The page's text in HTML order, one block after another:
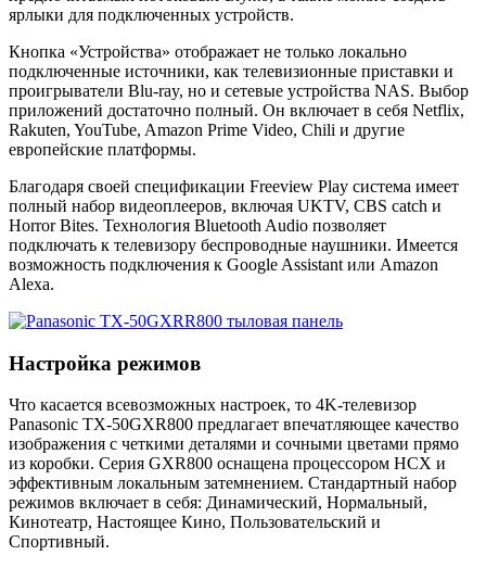
ярлыки для подключенных устройств.
Кнопка «Устройства» отображает не только локально
подключенные источники, как телевизионные приставки и
проигрыватели Blu-ray, но и сетевые устройства NAS. Выбор
приложений достаточно полный. Он включает в себя Netflix,
Rakuten, YouTube, Amazon Prime Video, Chili и другие
европейские платформы.
Благодаря своей спецификации Freeview Play система имеет
полный набор видеоплееров, включая UKTV, CBS catch и
Horror Bites. Технология Bluetooth Audio позволяет
подключать к телевизору беспроводные наушники. Имеется
возможность подключения к Google Assistant или Amazon
Alexa.
Настройка режимов
Что касается всевозможных настроек, то 4K-телевизор
Panasonic TX-50GXR800 предлагает впечатляющее качество
изображения с четкими деталями и сочными цветами прямо
из коробки. Серия GXR800 оснащена процессором HCX и
эффективным локальным затемнением. Стандартный набор
режимов включает в себя: Динамический, Нормальный,
Кинотеатр, Настоящее Кино, Пользовательский и
Спортивный.